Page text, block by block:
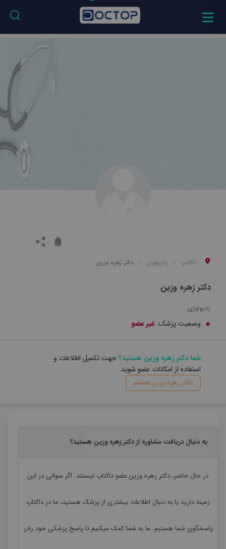
داکتاپ رادیولوژی دکتر زهره وزین
دکتر زهره وزین
رادیولوژی
وضعیت پزشک: غیر عضو
شما دکتر زهره وزین هستید؟جهت تکمیل اطلاعات و
استفاده از امکانات عضو شوید.
دکتر زهره وزین هستم
به دنبال دریافت مشاوره از دکتر زهره وزین هستید؟
در حال حاضر، دکتر زهره وزینعضو داکتاپ نیستند. اگر سوالی در این
زمینه دارید یا به دنبال اطلاعات بیشتری از پزشک هستید، ما در داکتاپ
پاسخگوی شما هستیم. ما به شما کمک میکنیم تا پاسخ پزشکی خود رادر